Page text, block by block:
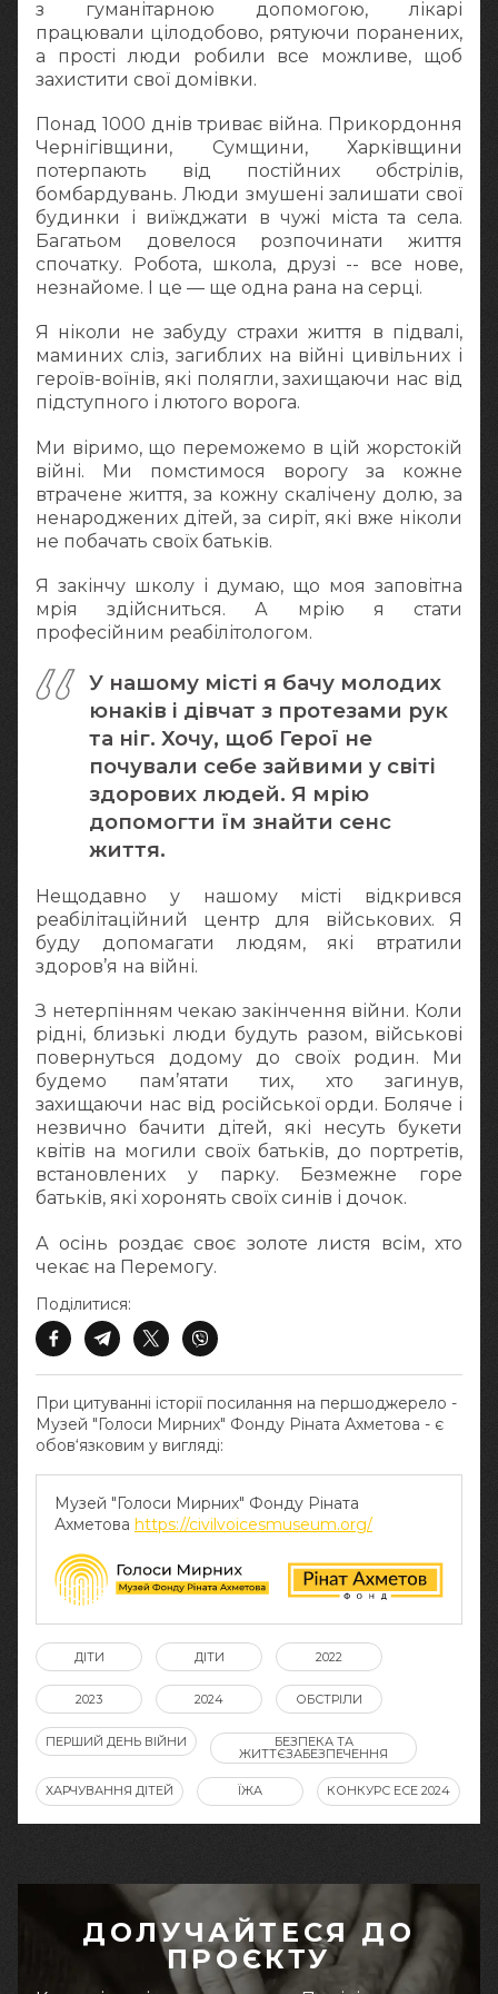
з гуманітарною допомогою, лікарі
працювали цілодобово, рятуючи поранених,
а прості люди робили все можливе, щоб
захистити свої домівки.
Понад 1000 днів триває війна. Прикордоння
Чернігівщини, Сумщини, Харківщини
потерпають від постійних обстрілів,
бомбардувань. Люди змушені залишати свої
будинки і виїжджати в чужі міста та села.
Багатьом довелося розпочинати життя
спочатку. Робота, школа, друзі -- все нове,
незнайоме. І це — ще одна рана на серці.
Я ніколи не забуду страхи життя в підвалі,
маминих сліз, загиблих на війні цивільних і
героїв-воїнів, які полягли, захищаючи нас від
підступного і лютого ворога.
Ми віримо, що переможемо в цій жорстокій
війні. Ми помстимося ворогу за кожне
втрачене життя, за кожну скалічену долю, за
ненароджених дітей, за сиріт, які вже ніколи
не побачать своїх батьків.
Я закінчу школу і думаю, що моя заповітна
мрія здійсниться. А мрію я стати
професійним реабілітологом.
У нашому місті я бачу молодих
юнаків і дівчат з протезами рук
та ніг. Хочу, щоб Герої не
почували себе зайвими у світі
здорових людей. Я мрію
допомогти їм знайти сенс
життя.
Нещодавно у нашому місті відкрився
реабілітаційний центр для військових. Я
буду допомагати людям, які втратили
здоров’я на війні.
З нетерпінням чекаю закінчення війни. Коли
рідні, близькі люди будуть разом, військові
повернуться додому до своїх родин. Ми
будемо пам’ятати тих, хто загинув,
захищаючи нас від російської орди. Боляче і
незвично бачити дітей, які несуть букети
квітів на могили своїх батьків, до портретів,
встановлених у парку. Безмежне горе
батьків, які хоронять своїх синів і дочок.
А осінь роздає своє золоте листя всім, хто
чекає на Перемогу.
При цитуванні історії посилання на першоджерело -
Музей "Голоси Мирних" Фонду Ріната Ахметова - є
обов‘язковим у вигляді:
Музей "Голоси Мирних" Фонду Ріната
Ахметова https://civilvoicesmuseum.org/
Поділитися:
ДІТИ ДІТИ 2022
2023 2024 ОБСТРІЛИ
ПЕРШИЙ ДЕНЬ ВІЙНИ БЕЗПЕКА ТА
ЖИТТЄЗАБЕЗПЕЧЕННЯ
ХАРЧУВАННЯ ДІТЕЙ ЇЖА КОНКУРС ЕСЕ 2024
ДОЛУЧАЙТЕСЯ ДО
ПРОЄКТУ